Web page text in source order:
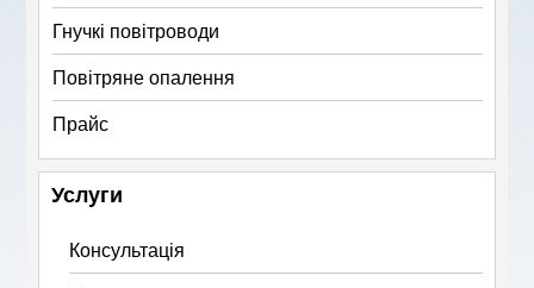
Гнучкі повітроводи
Повітряне опалення
Прайс
Услуги
Консультація